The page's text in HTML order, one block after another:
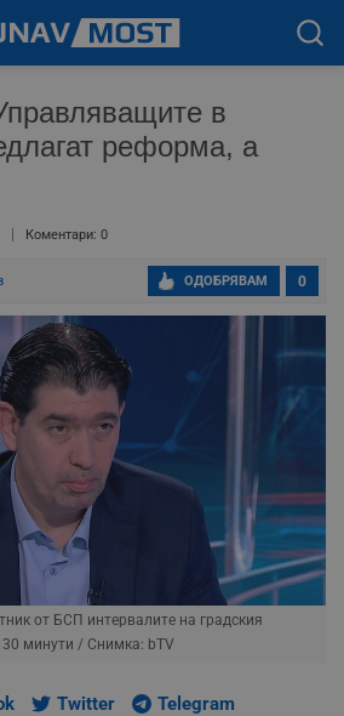
в
реформа, а
Коментари: 0
0
ОДОБРЯВАМ
от БСП интервалите на градския
минути / Снимка: bTV
Twitter Telegram